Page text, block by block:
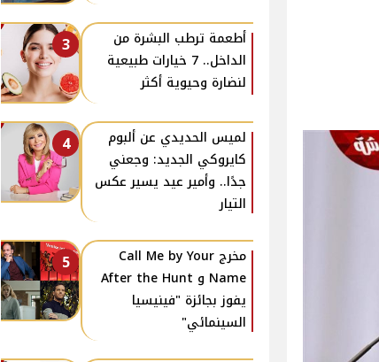
3
أطعمة ترطب البشرة من
الداخل.. 7 خيارات طبيعية
لنضارة وحيوية أكثر
4
لميس الحديدي عن ألبوم
كايروكي الجديد: وجعني
جدًا.. وأمير عيد يسير عكس
التيار
5
مخرج Call Me by Your
Name و After the Hunt
يفوز بجائزة "فينيسيا
السينمائي"